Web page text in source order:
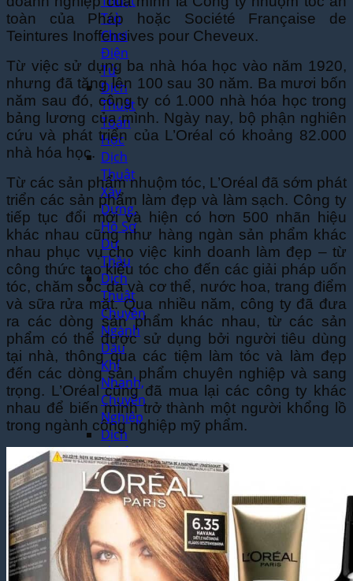
Trò
Chơi
Điện
Tử
Dịch
Thuật
Toán
Học
Dịch
Thuật
Xây
Dựng,
Hồ Sơ
Dự
Thầu
Dịch
Thuật
Chuyên
Ngành
Dầu
Khí
Nhanh,
Chuyên
Nghiệp
Dịch
Thuật
Chuyên
Ngành
Công
Nghệ
Thông
Tin Uy
toàn của Pháp hoặc Société Française de
Teintures Inoffensives pour Cheveux.
Từ việc sử dụng ba nhà hóa học vào năm 1920,
nhưng đã tăng lên 100 sau 30 năm. Ba mươi bốn
năm sau đó, công ty có 1.000 nhà hóa học trong
bảng lương của mình. Ngày nay, bộ phận nghiên
cứu và phát triển của L’Oréal có khoảng 82.000
nhà hóa học.
Từ các sản phẩm nhuộm tóc, L’Oréal đã sớm phát
triển các sản phẩm làm đẹp và làm sạch. Công ty
tiếp tục đổi mới và hiện có hơn 500 nhãn hiệu
khác nhau cũng như hàng ngàn sản phẩm khác
nhau phục vụ cho việc kinh doanh làm đẹp – từ
công thức tạo kiểu tóc cho đến các giải pháp uốn
tóc, chăm sóc da và cơ thể, nước hoa, trang điểm
và sữa rửa mặt. Qua nhiều năm, công ty đã đưa
ra các dòng sản phẩm khác nhau, từ các sản
phẩm có thể được sử dụng bởi người tiêu dùng
tại nhà, thông qua các tiệm làm tóc và làm đẹp
đến các dòng sản phẩm chuyên nghiệp và sang
trọng. L’Oréal cũng đã mua lại các công ty khác
nhau để biến mình trở thành một người khổng lồ
trong ngành công nghiệp mỹ phẩm.